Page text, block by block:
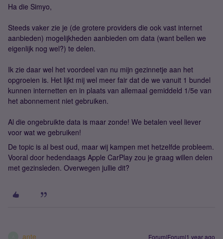
Ha die Simyo,
Steeds vaker zie je (de grotere providers die ook vast internet
aanbieden) mogelijkheden aanbieden om data (want bellen we
eigenlijk nog wel?) te delen.
Ik zie daar wel het voordeel van nu mijn gezinnetje aan het
opgroeien is. Het lijkt mij wel meer fair dat de we vanuit 1 bundel
kunnen internetten en in plaats van allemaal gemiddeld 1/5e van
het abonnement niet gebruiken.
Al die ongebruikte data is maar zonde! We betalen veel liever
voor wat we gebruiken!
De topic is al best oud, maar wij kampen met hetzelfde probleem.
Vooral door hedendaags Apple CarPlay zou je graag willen delen
met gezinsleden. Overwegen jullie dit?
ante Forum|Forum|1 year ago